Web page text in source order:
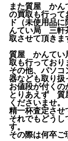
また質屋 かん
の買取も行っ
ド（未使用品
んてい局 三軒
取させて頂きま
質屋 かんてい
取も行っており
その他、パソ
器なども取り扱
お値段が付くの
とりあえず
くださいませ。
精一杯査定させ
それでもどう
す。
その際は何卒ご